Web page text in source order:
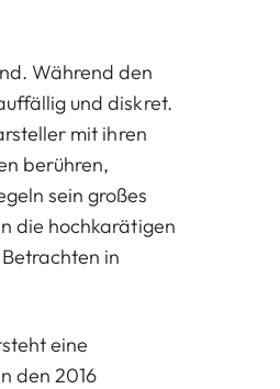
Während den
und diskret.
mit ihren
berühren,
sein großes
die hochkarätigen
in
eine
den 2016